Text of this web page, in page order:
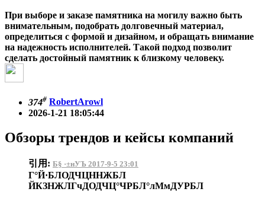
При выборе и заказе памятника на могилу важно быть
внимательным, подобрать долговечный материал,
определиться с формой и дизайном, и обращать внимание
на надежность исполнителей. Такой подход позволит
сделать достойный памятник к близкому человеку.
374# RobertArowl
2026-1-21 18:05:44
Обзоры трендов и кейсы компаний
引用: Б§ ·±нУЪ 2017-9-5 23:01
Г°Й·БЛОДЧЦННЖБЛ
ЙКЗНЖЛГчДОДЧЦ°ЧРБЛ°лМмДУРБЛ